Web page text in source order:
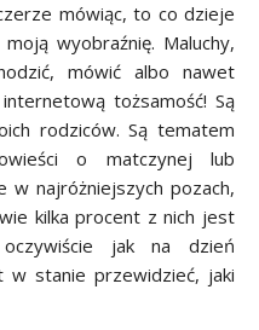
mówiąc, to co dzieje
wyobraźnię. Maluchy,
mówić albo nawet
tożsamość! Są
rodziców. Są tematem
o matczynej lub
w najróżniejszych pozach,
kilka procent z nich jest
jak na dzień
stanie przewidzieć, jaki